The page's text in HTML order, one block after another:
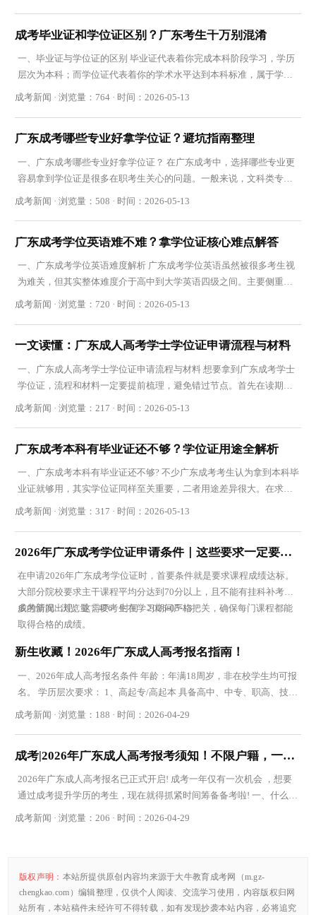
成考毕业证和学位证区别？广东考生千万别混淆
一、毕业证与学位证的区别 毕业证代表着你完成本科阶段学习，学历
层次为本科；而学位证代表着你的学术水平达到本科标准，属于学士
学位。简单来说，有学位证一定有毕业证，但有
成考新闻 · 浏览量：764 · 时间：2026-05-13
广东成考哪些专业好拿学位证？避坑指南整理
一、广东成考哪些专业好拿学位证？ 在广东成考中，选择哪些专业更
容易拿到学位证是很多在职考生关心的问题。一般来说，文科类专业
如行政管理、汉语言文学、工商管理、人力资源
成考新闻 · 浏览量：508 · 时间：2026-05-13
广东成考学位英语难不难？拿学位证核心难点解答
一、广东成考学位英语难度解析 广东成考学位英语虽然被很多考生视
为难关，但其实整体难度介于高中到大学英语四级之间。主要侧重基
础词汇、语法和阅读，题型固定，没有听力，备
成考新闻 · 浏览量：720 · 时间：2026-05-13
一文读懂：广东成人高考学士学位证申请流程与材料
一、广东成人高考学士学位证申请流程与材料 想要拿到广东成考学士
学位证，流程和材料一定要提前梳理，避免错过节点。首先在读期间
保证各科成绩合格，达到院校学位分数要求，通
成考新闻 · 浏览量：217 · 时间：2026-05-13
广东成考本科有毕业证还不够？学位证用途全解析
一、广东成考本科有毕业证还不够? 不少广东成考考生认为拿到本科毕
业证就够用，其实学位证同样至关重要，二者用途差异很大。在求职
就业中，国企、事业单位、大型企业招聘常明
成考新闻 · 浏览量：317 · 时间：2026-05-13
2026年广东成考学位证申请条件｜这些要求一定要满足
在申请2026年广东成考学位证时，首要条件就是要求课程成绩达标。
大部分院校要求主干课程平均分达到70分以上，且不能有挂科补考过
多的情况出现。这需要考生在学习期间严格把关，确保每门课程都能
取得合格的成绩。
成考新闻 · 浏览量：476 · 时间：2026-05-13
新生收藏！2026年广东成人高考报名指南！
一、2026年成人高考报名条件 年龄：年满18周岁，非在校学生均可报
名。 学历层次要求： 1、高起专/高起本 具备高中、中专、职高、技校
及同等学历。 2、专升本（大专升本科） 必须持
成考新闻 · 浏览量：188 · 时间：2026-04-29
成考|2026年广东成人高考报考须知！不限户籍，一年一次！
2026年广东成人高考报名已正式开启! 成考一年仅有一次机会 ，想要
通过成考提升学历的考生，现在就得抓紧时间筹备备考啦! 一、什么是
成人高考 成人高考 ，全称为成人高等学校招生
成考新闻 · 浏览量：206 · 时间：2026-04-29
版权声明： 本站所提供原创内容均来源于大牛教育成考网（m.gz-
chengkao.com）编辑整理，仅供个人阅读、交流学习使用，内容版权归网
站所有，本站稿件未经许可不得转载，如有发现抄袭本站内容，必将追究